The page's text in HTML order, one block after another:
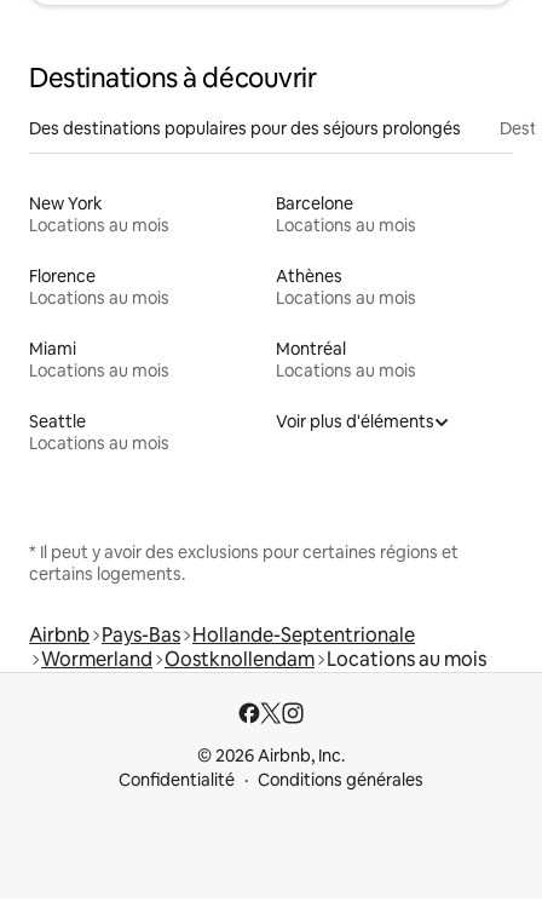
Destinations à découvrir
Des destinations populaires pour des séjours prolongés
New York
Locations au mois
Barcelone
Locations au mois
Florence
Locations au mois
Athènes
Locations au mois
Miami
Locations au mois
Montréal
Locations au mois
Seattle
Locations au mois
Voir plus d'éléments
* Il peut y avoir des exclusions pour certaines régions et
certains logements.
Airbnb Pays-Bas Hollande-Septentrionale
Wormerland Oostknollendam Locations au mois
© 2026 Airbnb, Inc.
Confidentialité
Conditions générales